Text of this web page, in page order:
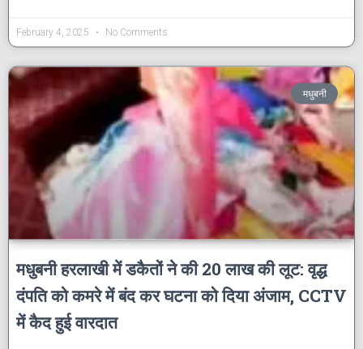
February 4, 2025 No Comments
मधुबनी
मधुबनी हरलाखी में डकैतों ने की 20 लाख की लूट: वृद्ध
दंपति को कमरे में बंद कर घटना को दिया अंजाम, CCTV
में कैद हुई वारदात